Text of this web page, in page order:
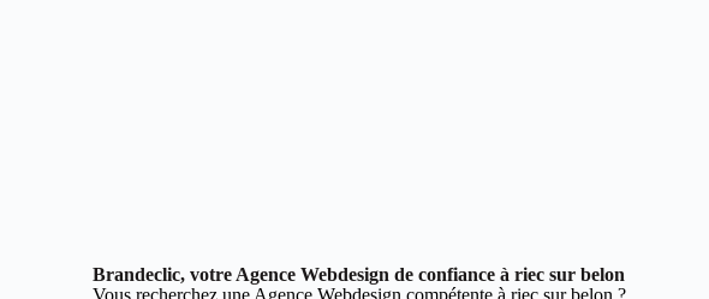
Brandeclic, votre Agence Webdesign de confiance à riec sur belon
Vous recherchez une Agence Webdesign compétente à riec sur belon ?